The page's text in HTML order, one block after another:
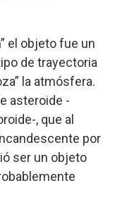
el objeto fue un
de trayectoria
la atmósfera.
asteroide -
, que al
por
ser un objeto